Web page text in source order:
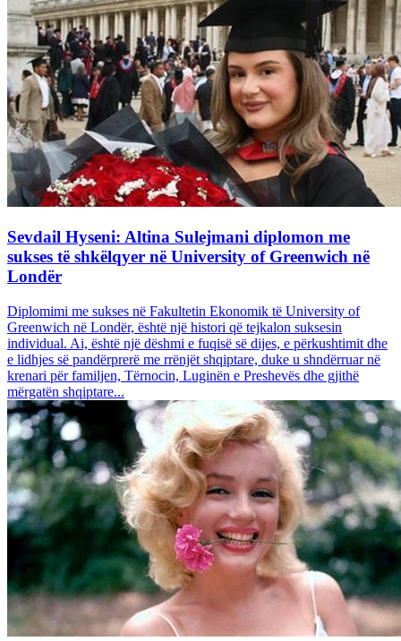
Sevdail Hyseni: Altina Sulejmani diplomon me
sukses të shkëlqyer në University of Greenwich në
Londër
Diplomimi me sukses në Fakultetin Ekonomik të University of
Greenwich në Londër, është një histori që tejkalon suksesin
individual. Ai, është një dëshmi e fuqisë së dijes, e përkushtimit dhe
e lidhjes së pandërprerë me rrënjët shqiptare, duke u shndërruar në
krenari për familjen, Tërnocin, Luginën e Preshevës dhe gjithë
mërgatën shqiptare...